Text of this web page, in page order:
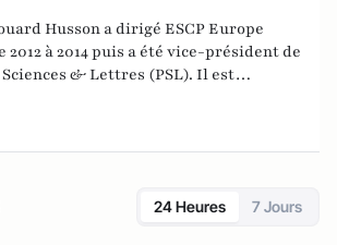
Husson a dirigé ESCP Europe
2012 à 2014puis a été vice-président de
& Lettres (PSL). Il est
à l’Institut Franco-Allemand
(à l’Université de Cergy-Pontoise).
articles sur l’histoire de
24 Heures 7 Jours